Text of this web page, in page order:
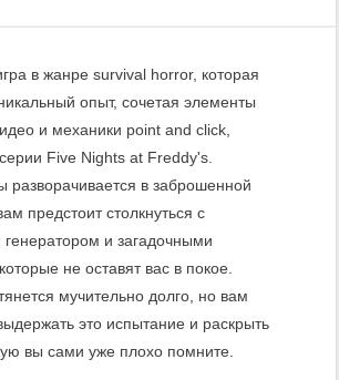
в жанре survival horror, которая
опыт, сочетая элементы
и механики point and click,
Five Nights at Freddy's.
разворачивается в заброшенной
предстоит столкнуться с
и загадочными
не оставят вас в покое.
мучительно долго, но вам
это испытание и раскрыть
вы сами уже плохо помните.